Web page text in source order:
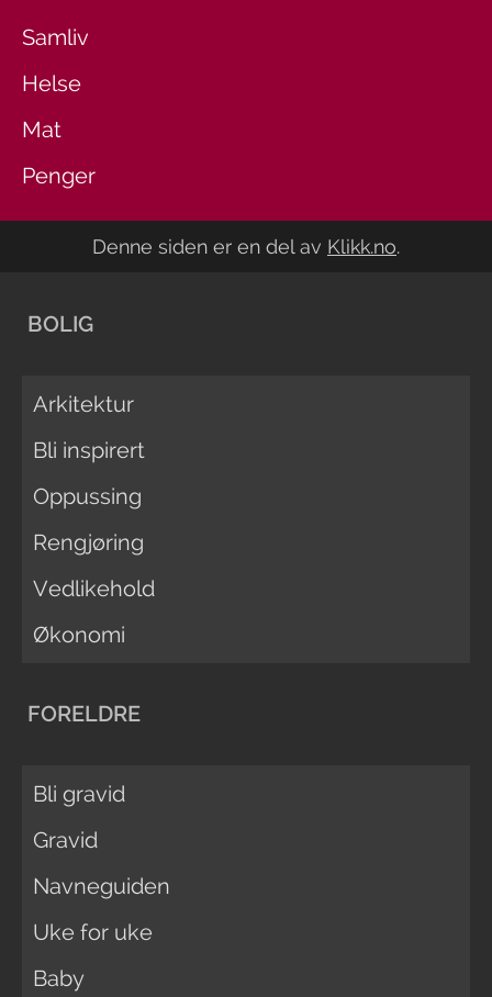
Samliv
Helse
Mat
Penger
Denne siden er en del av Klikk.no.
BOLIG
Arkitektur
Bli inspirert
Oppussing
Rengjøring
Vedlikehold
Økonomi
FORELDRE
Bli gravid
Gravid
Navneguiden
Uke for uke
Baby